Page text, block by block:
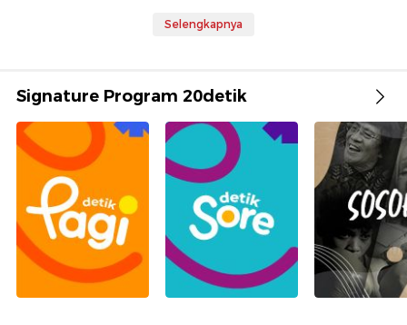
Selengkapnya
Signature Program 20detik